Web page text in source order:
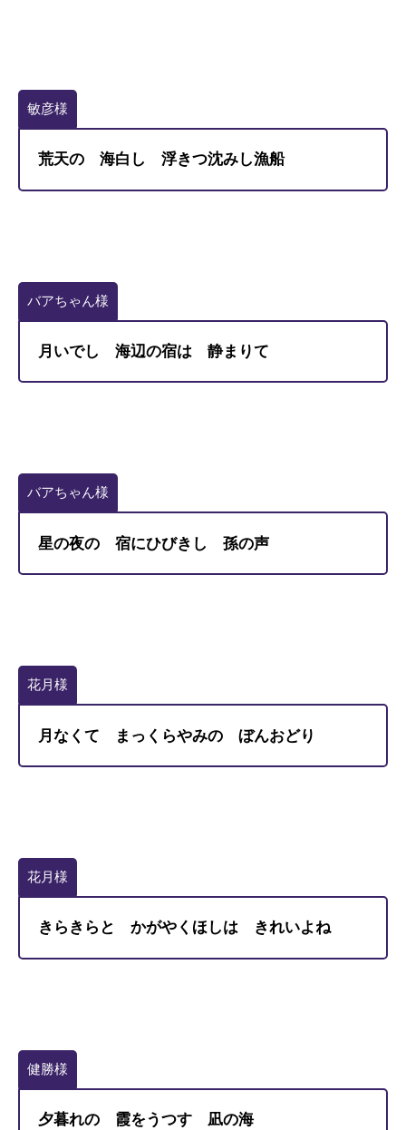
敏彦様
荒天の 海白し 浮きつ沈みし漁船
バアちゃん様
月いでし 海辺の宿は 静まりて
バアちゃん様
星の夜の 宿にひびきし 孫の声
花月様
月なくて まっくらやみの ぼんおどり
花月様
きらきらと かがやくほしは きれいよね
健勝様
夕暮れの 霞をうつす 凪の海